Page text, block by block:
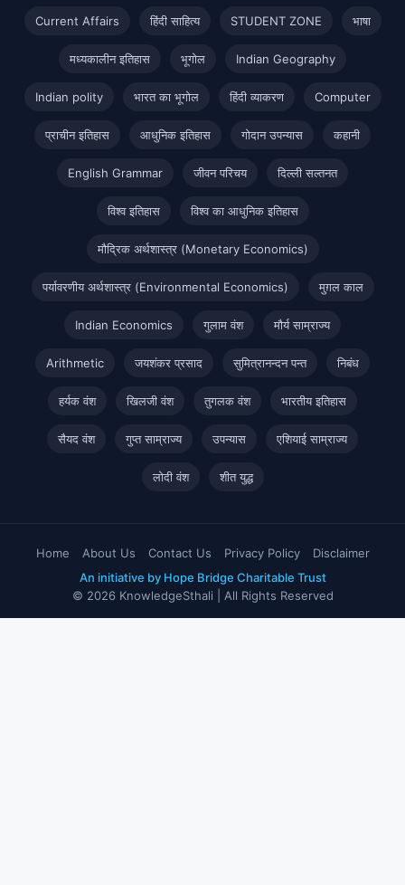
Current Affairs हिंदी साहित्य STUDENT ZONE भाषा
मध्यकालीन इतिहास भूगोल Indian Geography
Indian polity भारत का भूगोल हिंदी व्याकरण Computer
प्राचीन इतिहास आधुनिक इतिहास गोदान उपन्यास कहानी
English Grammar जीवन परिचय दिल्ली सल्तनत
विश्व इतिहास विश्व का आधुनिक इतिहास
मौद्रिक अर्थशास्त्र (Monetary Economics)
पर्यावरणीय अर्थशास्त्र (Environmental Economics) मुग़ल काल
Indian Economics गुलाम वंश मौर्य साम्राज्य
Arithmetic जयशंकर प्रसाद सुमित्रानन्दन पन्त निबंध
हर्यक वंश खिलजी वंश तुगलक वंश भारतीय इतिहास
सैयद वंश गुप्त साम्राज्य उपन्यास एशियाई साम्राज्य
लोदी वंश शीत युद्ध
Home About Us Contact Us Privacy Policy
Disclaimer
An initiative by Hope Bridge Charitable Trust
© 2026 KnowledgeSthali | All Rights Reserved